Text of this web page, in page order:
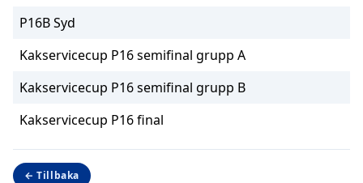
P16B Syd
Kakservicecup P16 semifinal grupp A
Kakservicecup P16 semifinal grupp B
Kakservicecup P16 final
← Tillbaka